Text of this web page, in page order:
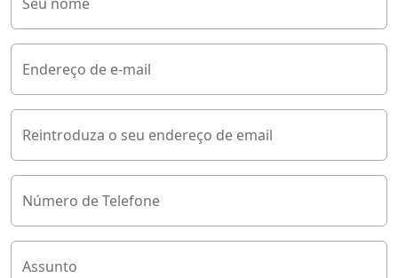
Endereço de e-mail
Reintroduza o seu endereço de email
Número de Telefone
Assunto